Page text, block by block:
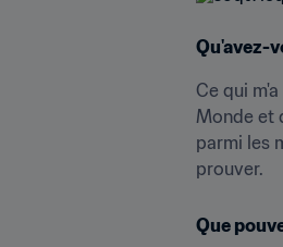
Qu'avez-
Ce qui
Monde et
parmi les
prouver.
Que